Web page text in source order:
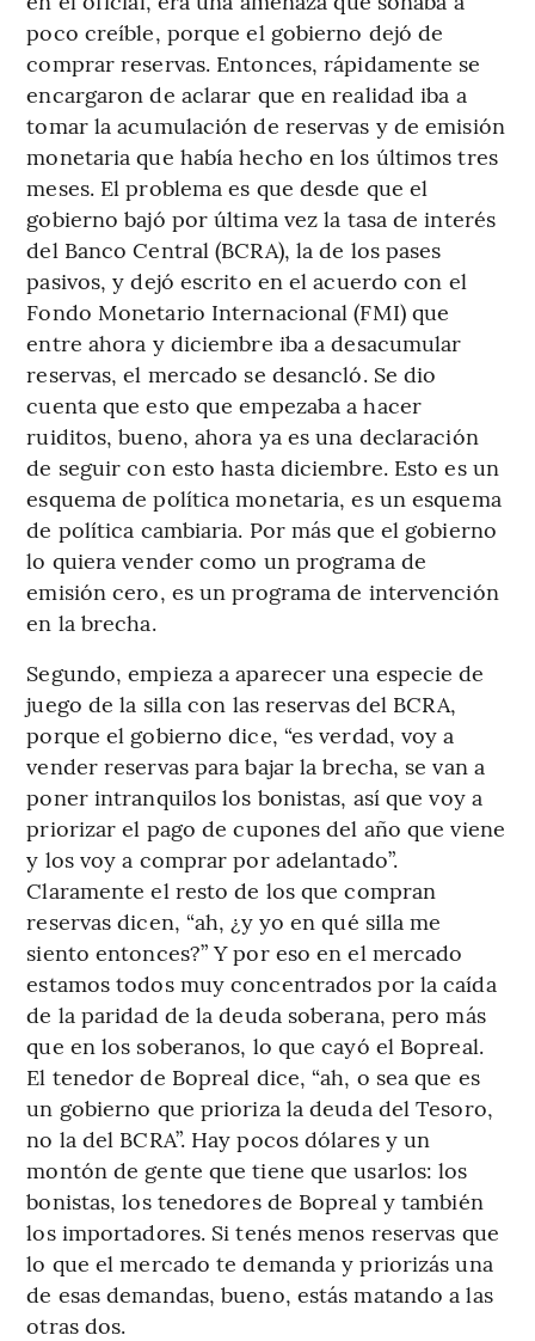
poco creíble, porque el gobierno dejó de
comprar reservas. Entonces, rápidamente se
encargaron de aclarar que en realidad iba a
tomar la acumulación de reservas y de emisión
monetaria que había hecho en los últimos tres
meses. El problema es que desde que el
gobierno bajó por última vez la tasa de interés
del Banco Central (BCRA), la de los pases
pasivos, y dejó escrito en el acuerdo con el
Fondo Monetario Internacional (FMI) que
entre ahora y diciembre iba a desacumular
reservas, el mercado se desancló. Se dio
cuenta que esto que empezaba a hacer
ruiditos, bueno, ahora ya es una declaración
de seguir con esto hasta diciembre. Esto es un
esquema de política monetaria, es un esquema
de política cambiaria. Por más que el gobierno
lo quiera vender como un programa de
emisión cero, es un programa de intervención
en la brecha.
Segundo, empieza a aparecer una especie de
juego de la silla con las reservas del BCRA,
porque el gobierno dice, “es verdad, voy a
vender reservas para bajar la brecha, se van a
poner intranquilos los bonistas, así que voy a
priorizar el pago de cupones del año que viene
y los voy a comprar por adelantado”.
Claramente el resto de los que compran
reservas dicen, “ah, ¿y yo en qué silla me
siento entonces?” Y por eso en el mercado
estamos todos muy concentrados por la caída
de la paridad de la deuda soberana, pero más
que en los soberanos, lo que cayó el Bopreal.
El tenedor de Bopreal dice, “ah, o sea que es
un gobierno que prioriza la deuda del Tesoro,
no la del BCRA”. Hay pocos dólares y un
montón de gente que tiene que usarlos: los
bonistas, los tenedores de Bopreal y también
los importadores. Si tenés menos reservas que
lo que el mercado te demanda y priorizás una
de esas demandas, bueno, estás matando a las
otras dos.